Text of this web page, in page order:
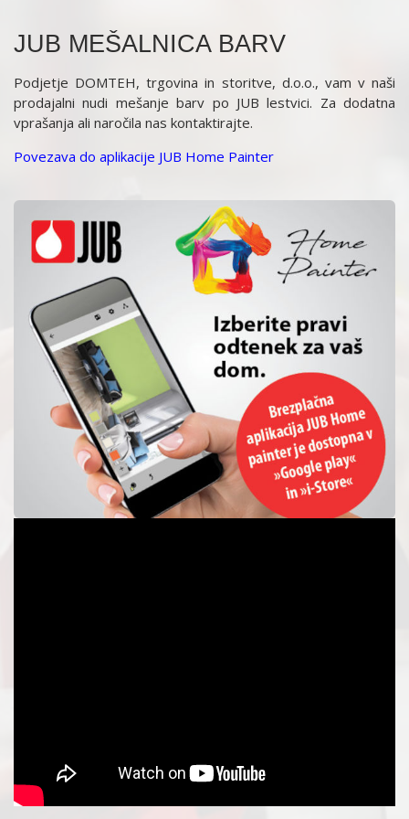
JUB MEŠALNICA BARV
Podjetje DOMTEH, trgovina in storitve, d.o.o., vam v naši
prodajalni nudi mešanje barv po JUB lestvici. Za dodatna
vprašanja ali naročila nas kontaktirajte.
Povezava do aplikacije JUB Home Painter